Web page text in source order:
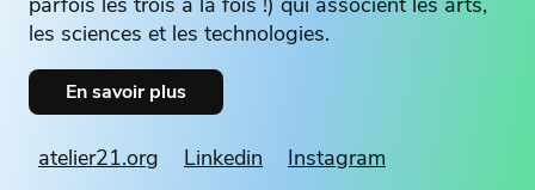
les sciences et les technologies.
En savoir plus
atelier21.org Linkedin Instagram